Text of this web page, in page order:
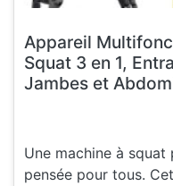
Appareil
Squat 3 en 1,
Jambes et
Une machine à
pensée pour tous.